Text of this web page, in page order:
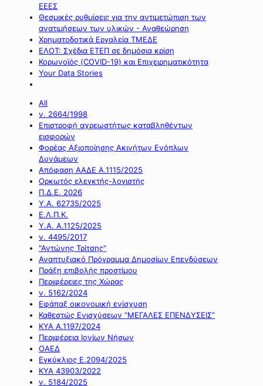
ΕΕΕΣ
Θεσμικές ρυθμίσεις για την αντιμετώπιση των
ανατιμήσεων των υλικών - Αναθεώρηση
Χρηματοδοτικά Εργαλεία ΤΜΕΔΕ
ΕΛΟΤ: Σχέδια ΕΤΕΠ σε δημόσια κρίση
Κορωνοϊός (COVID-19) και Επιχειρηματικότητα
Your Data Stories
All
ν. 2664/1998
Επιστροφή αχρεωστήτως καταβληθέντων
εισφορών
Φορέας Αξιοποίησης Ακινήτων Ενόπλων
Δυνάμεων
Απόφαση ΑΑΔΕ Α.1115/2025
Ορκωτός ελεγκτής-λογιστής
Π.Δ.Ε. 2026
Υ.Α. 62735/2025
Ε.Λ.Π.Κ.
Υ.Α. Α.1125/2025
ν. 4495/2017
"Αντώνης Τρίτσης"
Αναπτυξιακό Πρόγραμμα Δημοσίων Επενδύσεων
Πράξη επιβολής προστίμου
Περιφέρειες της Χώρας
ν. 5162/2024
Εφάπαξ οικονομική ενίσχυση
Καθεστώς Ενισχύσεων “ΜΕΓΑΛΕΣ ΕΠΕΝΔΥΣΕΙΣ”
ΚΥΑ Α.1197/2024
Περιφέρεια Ιονίων Νήσων
ΟΑΕΔ
Εγκύκλιος Ε.2094/2025
ΚΥΑ 43903/2022
ν. 5184/2025